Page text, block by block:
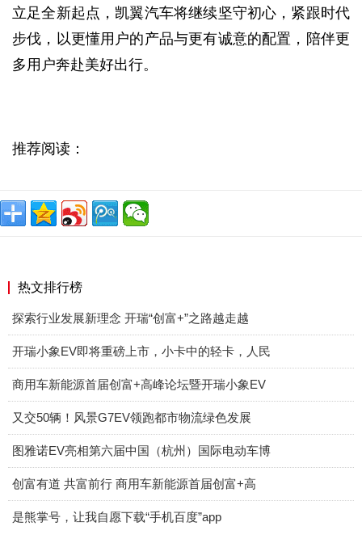
立足全新起点，凯翼汽车将继续坚守初心，紧跟时代
步伐，以更懂用户的产品与更有诚意的配置，陪伴更
多用户奔赴美好出行。
推荐阅读：
热文排行榜
探索行业发展新理念 开瑞“创富+”之路越走越
开瑞小象EV即将重磅上市，小卡中的轻卡，人民
商用车新能源首届创富+高峰论坛暨开瑞小象EV
又交50辆！风景G7EV领跑都市物流绿色发展
图雅诺EV亮相第六届中国（杭州）国际电动车博
创富有道 共富前行 商用车新能源首届创富+高
是熊掌号，让我自愿下载“手机百度”app